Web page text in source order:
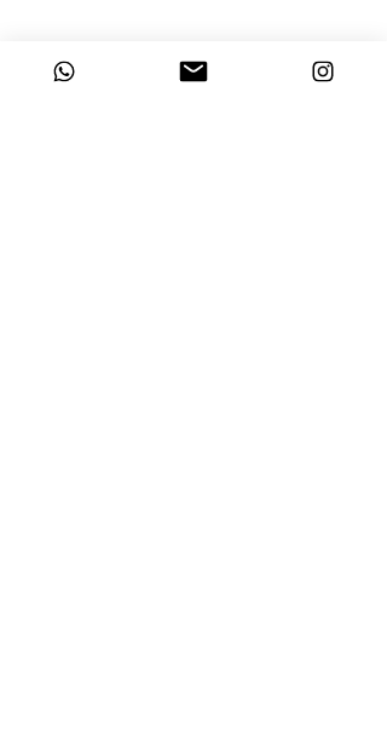
Yeni nesil monitörlü defibrilatörler de
sPo2, tansiyon, ateş, ekg, kalp pili,